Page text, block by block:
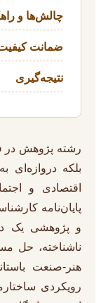
چالش‌ها و
ضمانت
نتیجه‌گیری
رشته پژوهش در
بلکه
اقتصادی و
پایان‌نامه
و پژوهشی یک
ناشناخته، حل
هنر-صنعت
رویکردی